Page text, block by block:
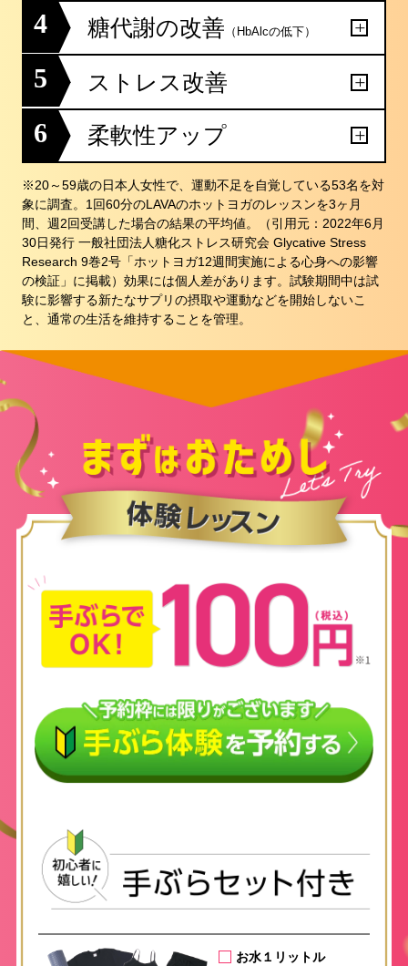
4 糖代謝の改善 （HbAlcの低下）
5 ストレス改善
6 柔軟性アップ
※20～59歳の日本人女性で、運動不足を自覚している53名を対
象に調査。1回60分のLAVAのホットヨガのレッスンを3ヶ月
間、週2回受講した場合の結果の平均値。（引用元：2022年6月
30日発行 一般社団法人糖化ストレス研究会 Glycative Stress
Research 9巻2号「ホットヨガ12週間実施による心身への影響
の検証」に掲載）効果には個人差があります。試験期間中は試
験に影響する新たなサプリの摂取や運動などを開始しないこ
と、通常の生活を維持することを管理。
お水１リットル